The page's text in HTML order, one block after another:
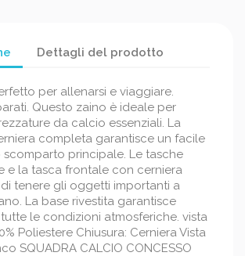
Dettagli del prodotto
per allenarsi e viaggiare.
Questo zaino è ideale per
da calcio essenziali. La
completa garantisce un facile
principale. Le tasche
e la tasca frontale con cerniera
tenere gli oggetti importanti a
La base rivestita garantisce
le condizioni atmosferiche. vista
Poliestere Chiusura: Cerniera Vista
SQUADRA CALCIO CONCESSO